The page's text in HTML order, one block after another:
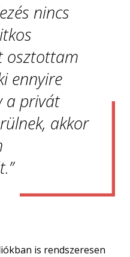
nincs
osztottam
ennyire
a privát
akkor
is rendszeresen